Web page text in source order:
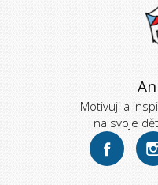
Motivuji a
na svoje